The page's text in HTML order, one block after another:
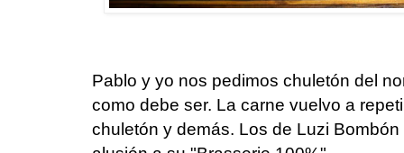
Pablo y yo nos pedimos chuletón del
como debe ser. La carne vuelvo a
chuletón y demás. Los de Luzi